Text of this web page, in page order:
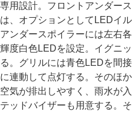
専用設計。フロントアンダー
は、オプションとしてLEDイ
アンダースポイラーには左右
輝度白色LEDを設定。イグニ
る。グリルには青色LEDを間
に連動して点灯する。そのほ
空気が排出しやすく、雨水が
テッドバイザーも用意する。